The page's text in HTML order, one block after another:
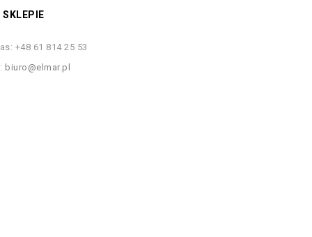
SKLEPIE
+48 61 814 25 53
biuro@elmar.pl